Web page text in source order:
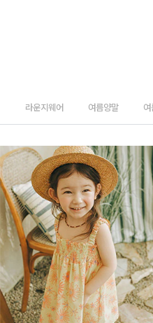
라운지웨어 여름양말